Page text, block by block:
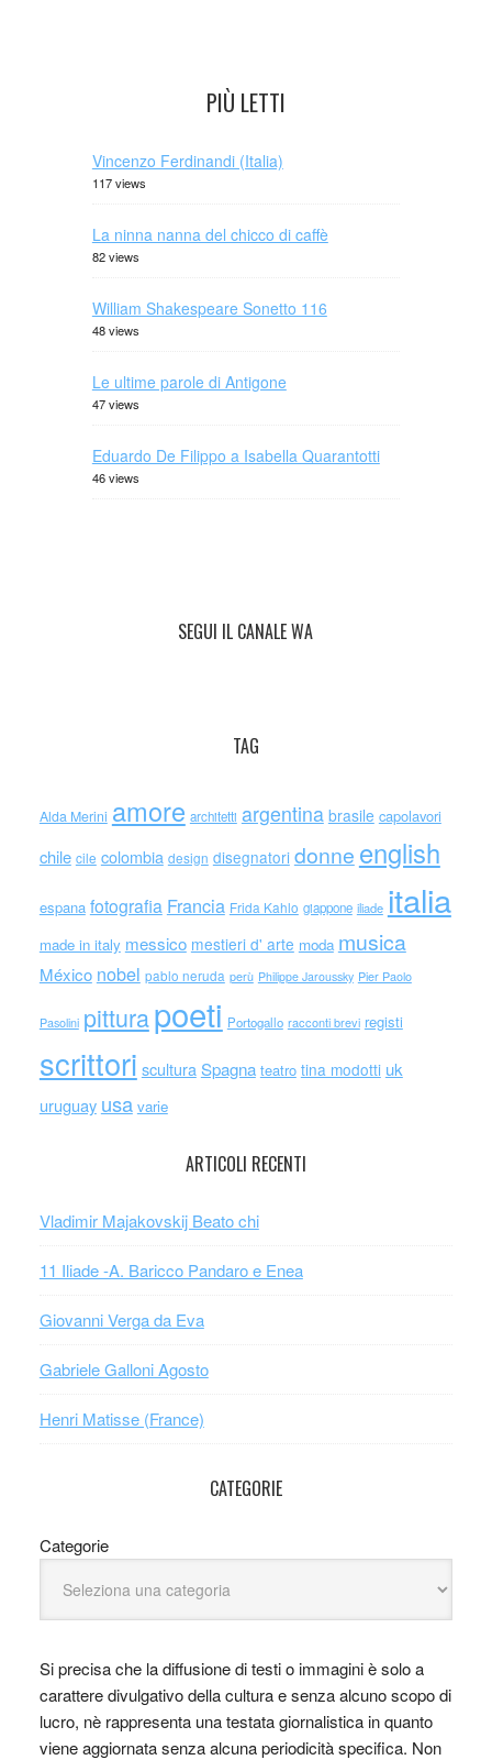
PIÙ LETTI
Vincenzo Ferdinandi (Italia)
117 views
La ninna nanna del chicco di caffè
82 views
William Shakespeare Sonetto 116
48 views
Le ultime parole di Antigone
47 views
Eduardo De Filippo a Isabella Quarantotti
46 views
SEGUI IL CANALE WA
TAG
Alda Merini amore architetti argentina brasile capolavori
chile cile colombia design disegnatori donne english
espana fotografia Francia Frida Kahlo giappone iliade italia
made in italy messico mestieri d' arte moda musica
México nobel pablo neruda perù Philippe Jaroussky Pier Paolo
Pasolini pitturapoeti Portogallo racconti brevi registi
scrittori scultura Spagna teatro tina modotti uk
uruguay usa varie
ARTICOLI RECENTI
Vladimir Majakovskij Beato chi
11 Iliade -A. Baricco Pandaro e Enea
Giovanni Verga da Eva
Gabriele Galloni Agosto
Henri Matisse (France)
CATEGORIE
Categorie
Si precisa che la diffusione di testi o immagini è solo a
carattere divulgativo della cultura e senza alcuno scopo di
lucro, nè rappresenta una testata giornalistica in quanto
viene aggiornata senza alcuna periodicità specifica. Non